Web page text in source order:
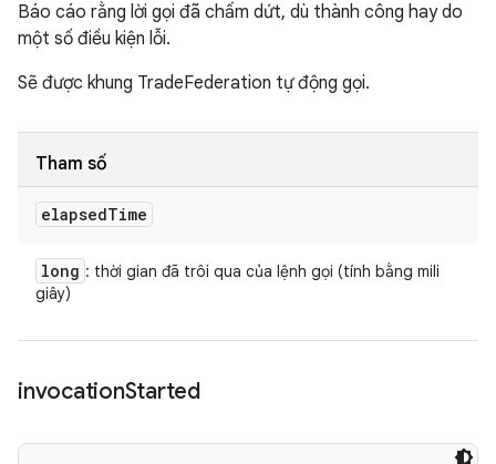
Báo cáo rằng lời gọi đã chấm dứt, dù thành công hay do
một số điều kiện lỗi.
Sẽ được khung TradeFederation tự động gọi.
Tham số
elapsedTime
long : thời gian đã trôi qua của lệnh gọi (tính bằng mili
giây)
invocationStarted